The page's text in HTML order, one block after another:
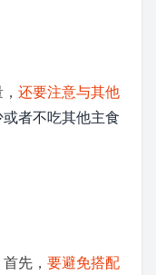
还要注意与其他
或者不吃其他主食
先， 要避免搭配